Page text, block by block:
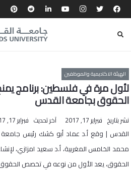
الهيئة الاكاديمية والموظفين
لأول مرة في فلسطين: برنامج
الحقوق بجامعة القدس
نشر بتاريخ فبراير 17, 2017 آخر تحديث فبراير 17, 2017
القدس | وقع أ.د عماد أبو كشك رئيس جامعة
محمد الخامس المغربية، أ.د سعيد امزازي،
الحقوق، يعد الأول من نوعه في تخصص